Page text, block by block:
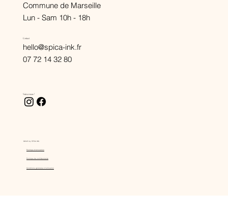
Suivez-nous !
Contact
hello@spica-ink.fr
07 72 14 32 80
Commune de Marseille
Lun - Sam 10h - 18h
©2025 by SPICA INK.
Politique d'annulation
Politique de confidentialité
Conditions générales d'utilisation